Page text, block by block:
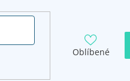
Oblíbené